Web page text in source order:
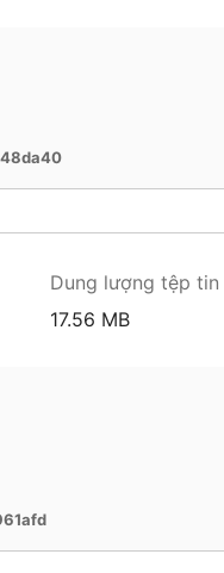
Dung lượng tệp tin
17.56 MB